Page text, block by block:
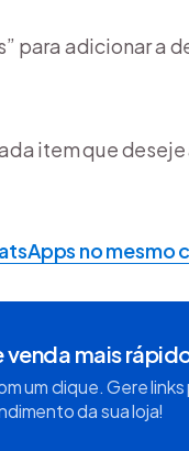
para adicionar a
item que
no mesmo
venda mais
um clique. Gere
da sua loja!